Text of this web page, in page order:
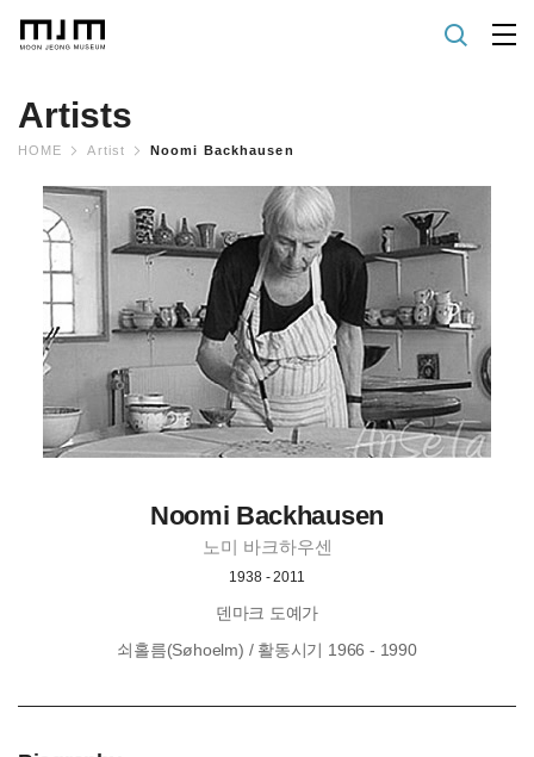
Artists
HOME Artist Noomi Backhausen
Noomi Backhausen
노미 바크하우센
1938 - 2011
덴마크 도예가
쇠홀름(Søhoelm) / 활동시기 1966 - 1990